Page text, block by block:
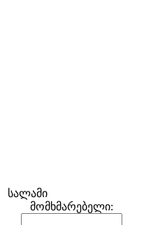
სალამი
მომხმარებელი: